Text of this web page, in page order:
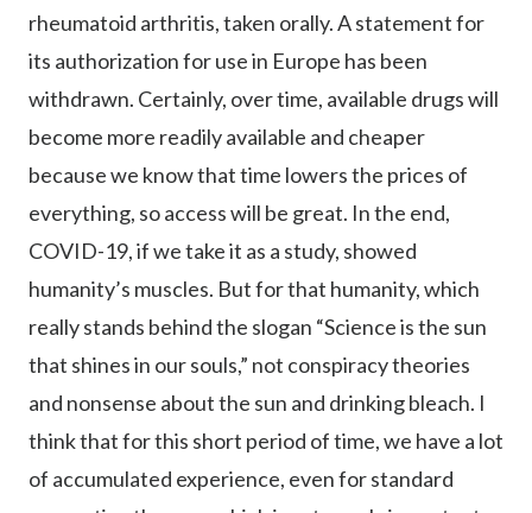
rheumatoid arthritis, taken orally. A statement for
its authorization for use in Europe has been
withdrawn. Certainly, over time, available drugs will
become more readily available and cheaper
because we know that time lowers the prices of
everything, so access will be great. In the end,
COVID-19, if we take it as a study, showed
humanity’s muscles. But for that humanity, which
really stands behind the slogan “Science is the sun
that shines in our souls,” not conspiracy theories
and nonsense about the sun and drinking bleach. I
think that for this short period of time, we have a lot
of accumulated experience, even for standard